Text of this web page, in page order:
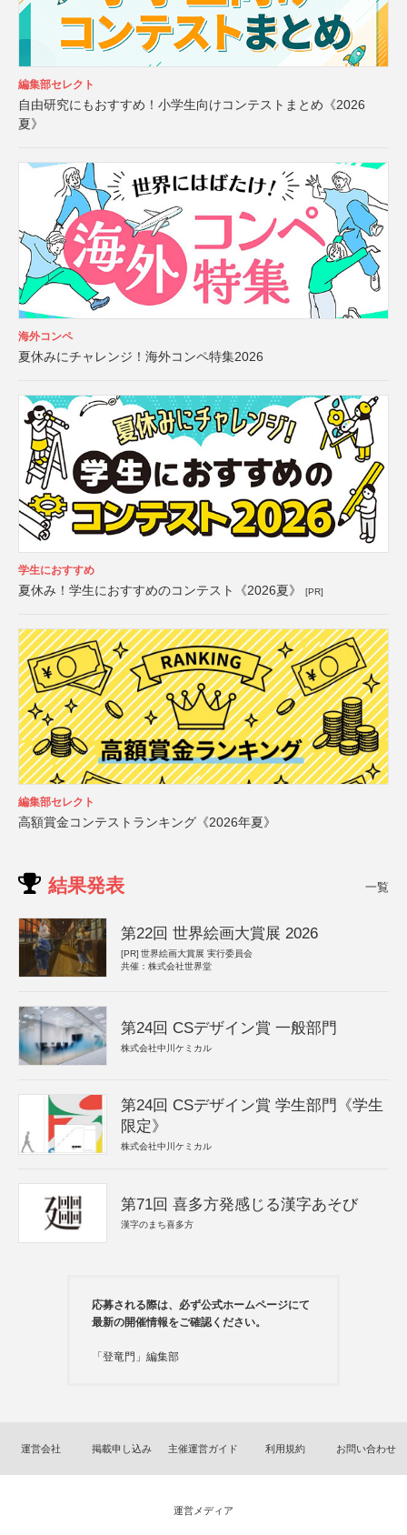
編集部セレクト
自由研究にもおすすめ！小学生向けコンテストまとめ《2026
夏》
海外コンペ
夏休みにチャレンジ！海外コンペ特集2026
学生におすすめ
夏休み！学生におすすめのコンテスト《2026夏》 [PR]
編集部セレクト
高額賞金コンテストランキング《2026年夏》
結果発表 一覧
第22回 世界絵画大賞展 2026
[PR] 世界絵画大賞展 実行委員会
共催：株式会社世界堂
第24回 CSデザイン賞 一般部門
株式会社中川ケミカル
第24回 CSデザイン賞 学生部門《学生
限定》
株式会社中川ケミカル
第71回 喜多方発感じる漢字あそび
漢字のまち喜多方
応募される際は、必ず公式ホームページにて
最新の開催情報をご確認ください。
「登竜門」編集部
運営会社 掲載申し込み 主催運営ガイド 利用規約 お問い合わせ
運営メディア